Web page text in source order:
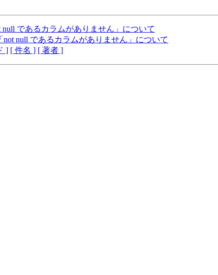
null であるカラムがありません」について
not null であるカラムがありません」について
] [ 件名 ] [ 著者 ]